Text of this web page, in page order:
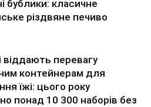
бублики: класичне
різдвяне печиво
віддають перевагу
контейнерам для
їжі: цього року
понад 10 300 наборів без